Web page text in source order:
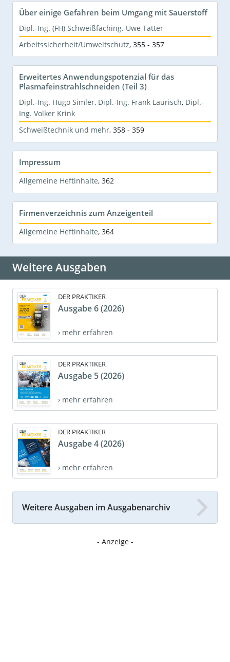
Über einige Gefahren beim Umgang mit Sauerstoff
Dipl.-Ing. (FH) Schweißfaching. Uwe Tatter
Arbeitssicherheit/Umweltschutz, 355 - 357
Erweitertes Anwendungspotenzial für das
Plasmafeinstrahlschneiden (Teil 3)
Dipl.-Ing. Hugo Simler, Dipl.-Ing. Frank Laurisch, Dipl.-
Ing. Volker Krink
Schweißtechnik und mehr, 358 - 359
Impressum
Allgemeine Heftinhalte, 362
Firmenverzeichnis zum Anzeigenteil
Allgemeine Heftinhalte, 364
Weitere Ausgaben
DER PRAKTIKER
Ausgabe 6 (2026)
› mehr erfahren
DER PRAKTIKER
Ausgabe 5 (2026)
› mehr erfahren
DER PRAKTIKER
Ausgabe 4 (2026)
› mehr erfahren
Weitere Ausgaben im Ausgabenarchiv
- Anzeige -